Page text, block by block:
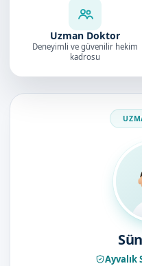
Uzman Doktor
Deneyimli ve güvenilir hekim
kadrosu
Doktorumuz